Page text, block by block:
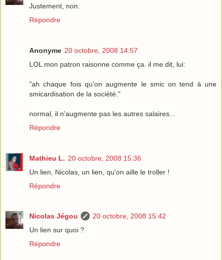
Justement, non.
Répondre
Anonyme 20 octobre, 2008 14:57
LOL mon patron raisonne comme ça. il me dit, lui:
"ah chaque fois qu'on augmente le smic on tend à une
smicardisation de la société."
normal, il n'augmente pas les autres salaires...
Répondre
Mathieu L. 20 octobre, 2008 15:36
Un lien, Nicolas, un lien, qu'on aille le troller !
Répondre
Nicolas Jégou
20 octobre, 2008 15:42
Un lien sur quoi ?
Répondre